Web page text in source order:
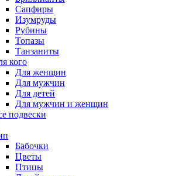
Сапфиры
Изумруды
Рубины
Топазы
Танзаниты
кого
Для женщин
Для мужчин
Для детей
Для мужчин и женщин
подвески
Бабочки
Цветы
Птицы